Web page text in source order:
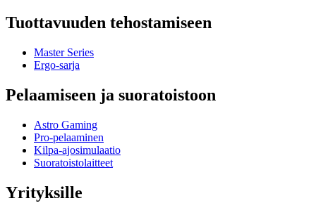
Tuottavuuden tehostamiseen
Master Series
Ergo-sarja
Pelaamiseen ja suoratoistoon
Astro Gaming
Pro-pelaaminen
Kilpa-ajosimulaatio
Suoratoistolaitteet
Yrityksille